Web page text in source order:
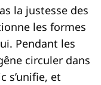
la justesse des
les formes
Pendant les
circuler dans
s’unifie, et